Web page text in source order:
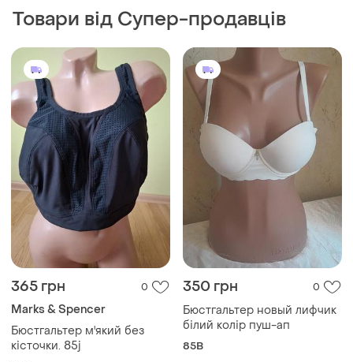
Товари від Супер-продавців
365 грн 0
Marks & Spencer
Бюстгальтер м'який без
кісточки. 85j
350 грн 0
Бюстгальтер новый лифчик
білий колір пуш-ап
85B